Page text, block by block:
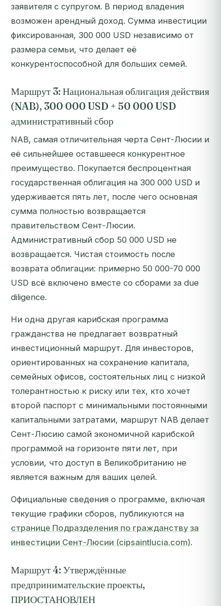
заявителя с супругом. В период владения
возможен арендный доход. Сумма инвестиции
фиксированная, 300 000 USD независимо от
размера семьи, что делает её
конкурентоспособной для больших семей.
Маршрут 3: Национальная облигация действия
(NAB), 300 000 USD + 50 000 USD
административный сбор
NAB, самая отличительная черта Сент-Люсии и
её сильнейшее оставшееся конкурентное
преимущество. Покупается беспроцентная
государственная облигация на 300 000 USD и
удерживается пять лет, после чего основная
сумма полностью возвращается
правительством Сент-Люсии.
Административный сбор 50 000 USD не
возвращается. Чистая стоимость после
возврата облигации: примерно 50 000-70 000
USD всё включено вместе со сборами за due
diligence.
Ни одна другая карибская программа
гражданства не предлагает возвратный
инвестиционный маршрут. Для инвесторов,
ориентированных на сохранение капитала,
семейных офисов, состоятельных лиц с низкой
толерантностью к риску или тех, кто хочет
второй паспорт с минимальными постоянными
капитальными затратами, маршрут NAB делает
Сент-Люсию самой экономичной карибской
программой на горизонте пяти лет, при
условии, что доступ в Великобританию не
является важным для ваших целей.
Официальные сведения о программе, включая
текущие графики сборов, публикуются на
странице Подразделения по гражданству за
инвестиции Сент-Люсии (cipsaintlucia.com).
Маршрут 4: Утверждённые
предпринимательские проекты,
ПРИОСТАНОВЛЕН